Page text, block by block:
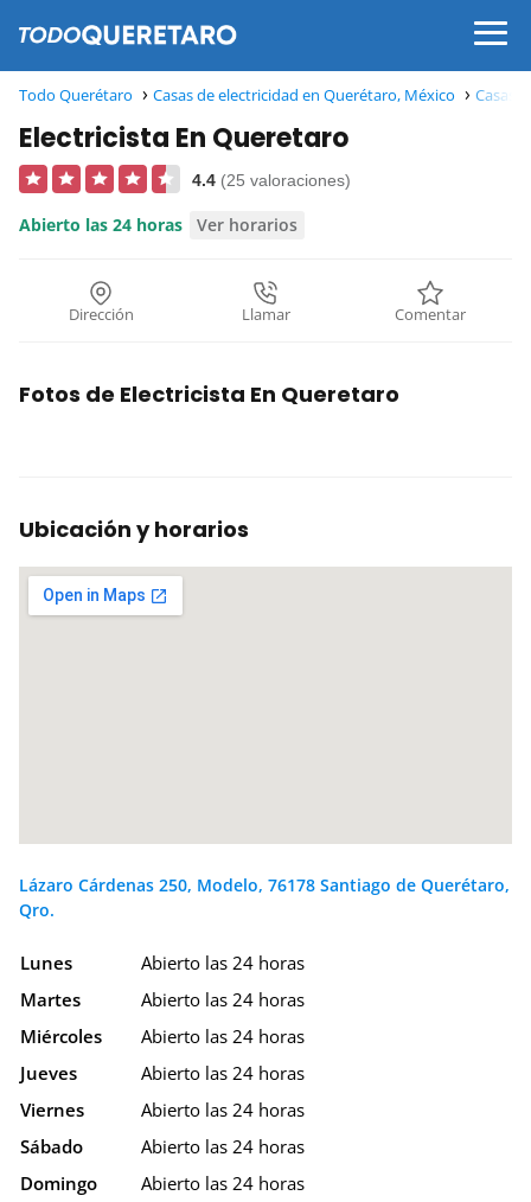
Todo Querétaro Casas de electricidad en Querétaro, México Casas
Electricista En Queretaro
4.4 (25 valoraciones)
Abierto las 24 horas Ver horarios
Dirección Llamar Comentar
Fotos de Electricista En Queretaro
Ubicación y horarios
Lázaro Cárdenas 250, Modelo, 76178 Santiago de Querétaro,
Qro.
Lunes
Abierto las 24 horas
Martes
Abierto las 24 horas
Miércoles
Abierto las 24 horas
Jueves
Abierto las 24 horas
Viernes
Abierto las 24 horas
Sábado
Abierto las 24 horas
Domingo
Abierto las 24 horas